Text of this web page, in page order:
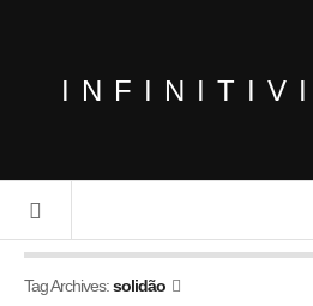
Tag Archives:solidão